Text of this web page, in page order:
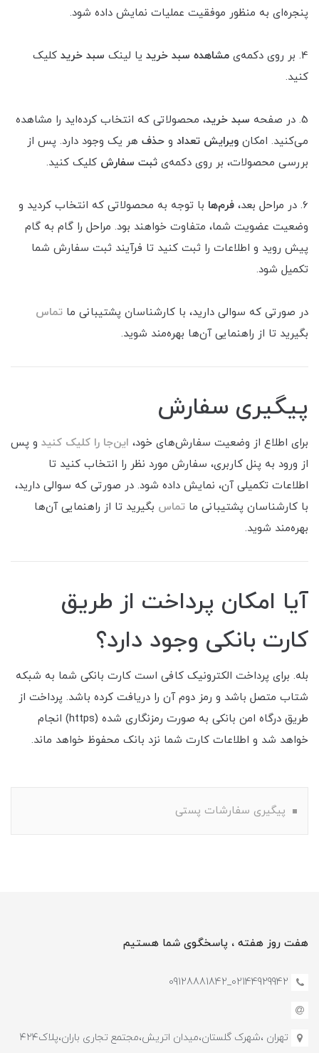
پنجره‌ای به منظور موفقیت عملیات نمایش داده شود.
4. بر روی دکمه‌ی مشاهده سبد خرید یا لینک سبد خرید کلیک
کنید.
5. در صفحه سبد خرید، محصولاتی که انتخاب کرده‌اید را مشاهده
می‌کنید. امکان ویرایش تعداد و حذف هر یک وجود دارد. پس از
بررسی محصولات، بر روی دکمه‌ی ثبت سفارش کلیک کنید.
6. در مراحل بعد، فرم‌ها با توجه به محصولاتی که انتخاب کردید و
وضعیت عضویت شما، متفاوت خواهند بود. مراحل را گام به گام
پیش روید و اطلاعات را ثبت کنید تا فرآیند ثبت سفارش شما
تکمیل شود.
در صورتی که سوالی دارید، با کارشناسان پشتیبانی ما تماس
بگیرید تا از راهنمایی آن‌ها بهره‌مند شوید.
پیگیری سفارش
برای اطلاع از وضعیت سفارش‌های خود، این‌جا را کلیک کنید و پس
از ورود به پنل کاربری، سفارش مورد نظر را انتخاب کنید تا
اطلاعات تکمیلی آن، نمایش داده شود. در صورتی که سوالی دارید،
با کارشناسان پشتیبانی ما تماس بگیرید تا از راهنمایی آن‌ها
بهره‌مند شوید.
آیا امکان پرداخت از طریق
کارت بانکی وجود دارد؟
بله. برای پرداخت الکترونیک کافی است کارت بانکی شما به شبکه
شتاب متصل باشد و رمز دوم آن را دریافت کرده باشد. پرداخت از
طریق درگاه امن بانکی به صورت رمزنگاری شده (https) انجام
خواهد شد و اطلاعات کارت شما نزد بانک محفوظ خواهد ماند.
پیگیری سفارشات پستی
هفت روز هفته ، پاسخگوی شما هستیم
02144929942_09128881842
تهران ،شهرک گلستان،میدان اتریش،مجتمع تجاری باران،پلاک۴۲۴